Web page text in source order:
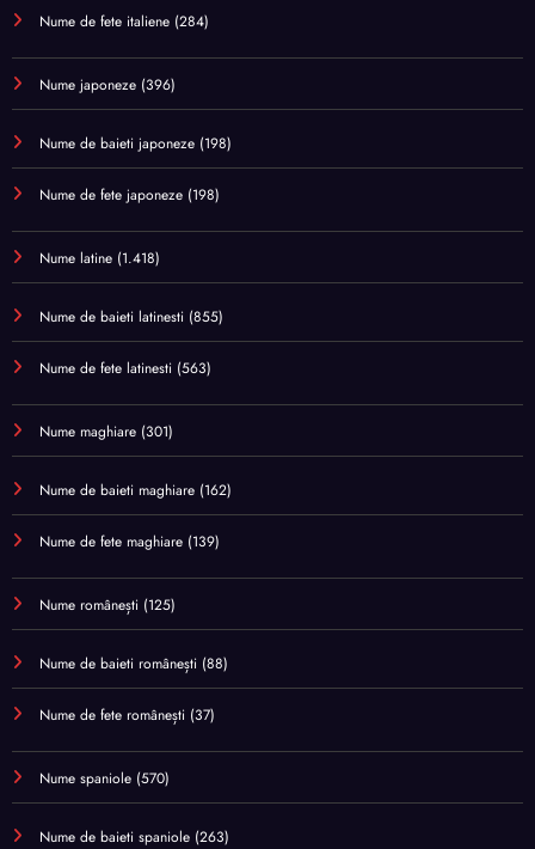
Nume de fete italiene (284)
Nume japoneze (396)
Nume de baieti japoneze (198)
Nume de fete japoneze (198)
Nume latine (1.418)
Nume de baieti latinesti (855)
Nume de fete latinesti (563)
Nume maghiare (301)
Nume de baieti maghiare (162)
Nume de fete maghiare (139)
Nume românești (125)
Nume de baieti românești (88)
Nume de fete românești (37)
Nume spaniole (570)
Nume de baieti spaniole (263)